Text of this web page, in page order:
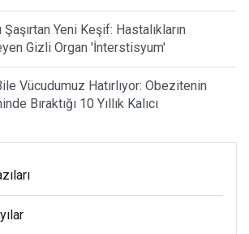
Şaşırtan Yeni Keşif: Hastalıkların
Gizli Organ 'İnterstisyum'
Vücudumuz Hatırlıyor: Obezitenin
Bıraktığı 10 Yıllık Kalıcı